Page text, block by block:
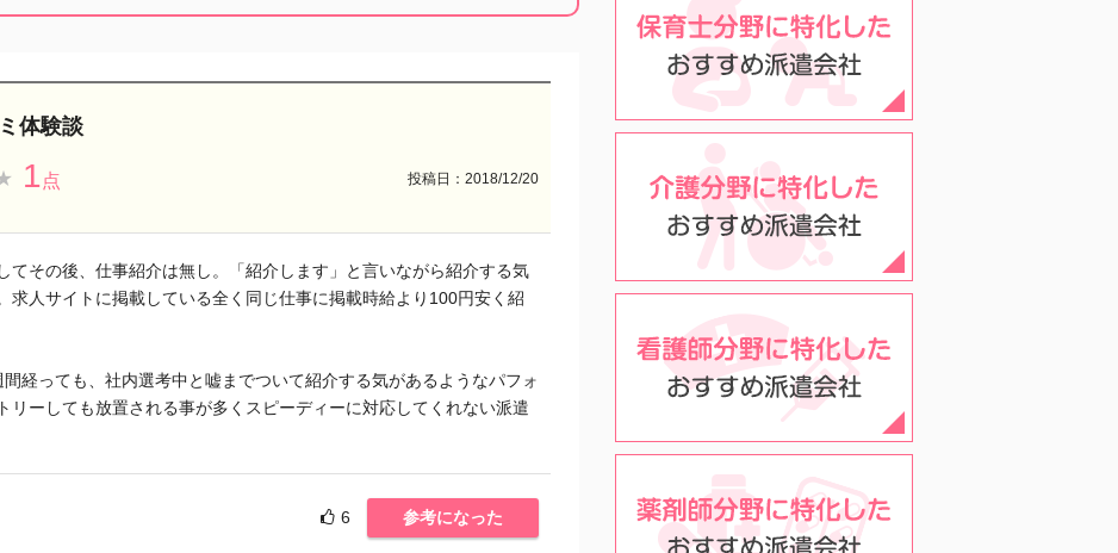
体験談
1点 投稿日：2018/12/20
てその後、仕事紹介は無し。「紹介します」と言いながら紹介する気
求人サイトに掲載している全く同じ仕事に掲載時給より100円安く紹
経っても、社内選考中と嘘までついて紹介する気があるようなパフォ
リーしても放置される事が多くスピーディーに対応してくれない派遣
6 参考になった